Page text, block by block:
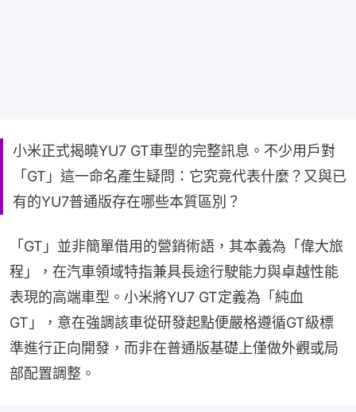
小米正式揭曉YU7 GT車型的完整訊息。不少用戶對
「GT」這一命名產生疑問：它究竟代表什麼？又與已
有的YU7普通版存在哪些本質區別？
「GT」並非簡單借用的營銷術語，其本義為「偉大旅
程」，在汽車領域特指兼具長途行駛能力與卓越性能
表現的高端車型。小米將YU7 GT定義為「純血
GT」，意在強調該車從研發起點便嚴格遵循GT級標
準進行正向開發，而非在普通版基礎上僅做外觀或局
部配置調整。